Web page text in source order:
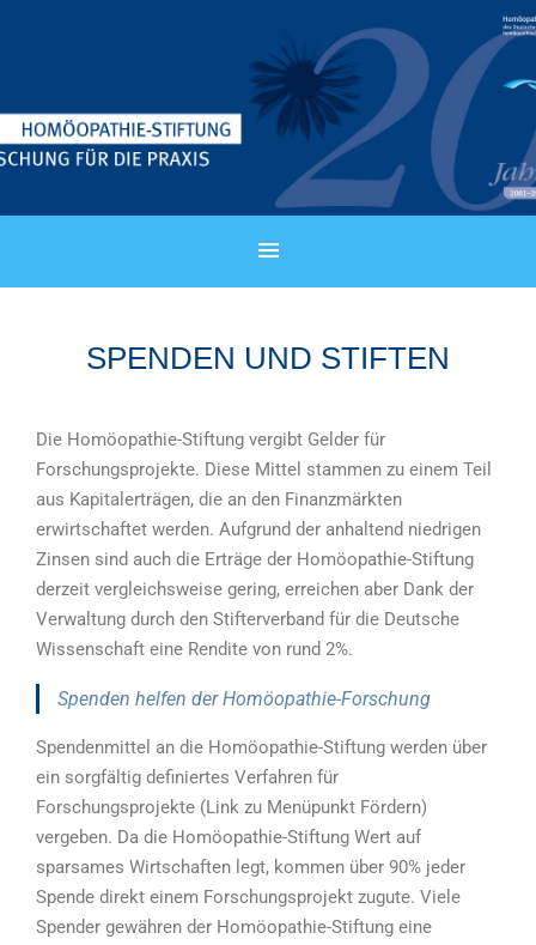
SPENDEN UND STIFTEN
Die Homöopathie-Stiftung vergibt Gelder für
Forschungsprojekte. Diese Mittel stammen zu einem Teil
aus Kapitalerträgen, die an den Finanzmärkten
erwirtschaftet werden. Aufgrund der anhaltend niedrigen
Zinsen sind auch die Erträge der Homöopathie-Stiftung
derzeit vergleichsweise gering, erreichen aber Dank der
Verwaltung durch den Stifterverband für die Deutsche
Wissenschaft eine Rendite von rund 2%.
Spenden helfen der Homöopathie-Forschung
Spendenmittel an die Homöopathie-Stiftung werden über
ein sorgfältig definiertes Verfahren für
Forschungsprojekte (Link zu Menüpunkt Fördern)
vergeben. Da die Homöopathie-Stiftung Wert auf
sparsames Wirtschaften legt, kommen über 90% jeder
Spende direkt einem Forschungsprojekt zugute. Viele
Spender gewähren der Homöopathie-Stiftung eine